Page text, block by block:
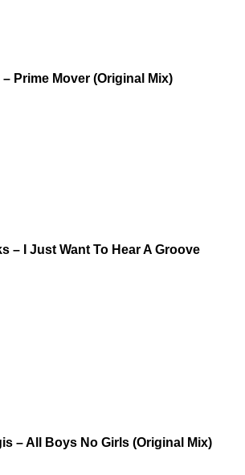
Prime Mover (Original Mix)
– I Just Want To Hear A Groove
– All Boys No Girls (Original Mix)